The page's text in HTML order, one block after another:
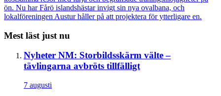
ön. Nu har Fårö islandshästar invigt sin nya ovalbana, och
lokalföreningen Austur håller på att projektera för ytterligare en.
Mest läst just nu
Nyheter NM: Storbildsskärm välte –
tävlingarna avbröts tillfälligt
7 augusti